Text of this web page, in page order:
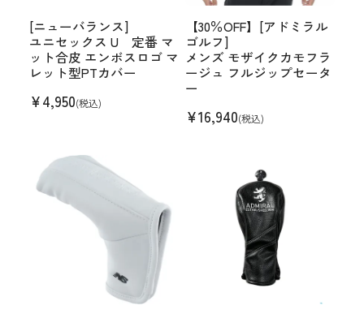
[ニューバランス]
ユニセックス U 定番 マ
ット合皮 エンボスロゴ マ
レット型PTカバー
¥4,950(税込)
【30％OFF】[アドミラル
ゴルフ]
メンズ モザイクカモフラ
ージュ フルジップセータ
ー
¥16,940(税込)